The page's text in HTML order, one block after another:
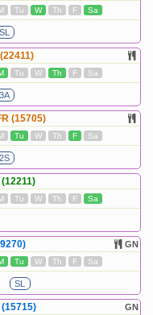
Tu W Th F Sa
SL
Tu W Th F Sa
3A
(15705)
Tu W Th F Sa
2S
Tu W Th F Sa
GN
Tu W Th F Sa
SL
GN